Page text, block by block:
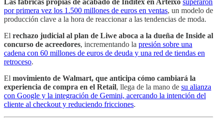
por primera vez los 1.500 millones de euros en ventas, un modelo de
producción clave a la hora de reaccionar a las tendencias de moda.
El rechazo judicial al plan de Liwe aboca a la dueña de Inside al
concurso de acreedores, incrementando la presión sobre una
cadena con 60 millones de euros de deuda y una red de tiendas en
retroceso.
El movimiento de Walmart, que anticipa cómo cambiará la
experiencia de compra en el Retail, llega de la mano de su alianza
con Google y la integración de Gemini, acercando la intención del
cliente al checkout y reduciendo fricciones.